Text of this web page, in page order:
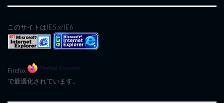
このサイトはIE5.x/IE6
Firefox
で最適化されています。